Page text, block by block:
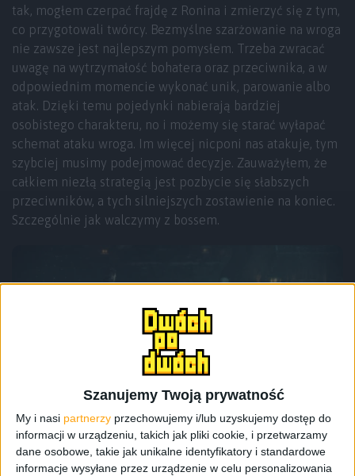
Szanujemy Twoją prywatność
My i nasi partnerzy przechowujemy i/lub uzyskujemy dostęp do
informacji w urządzeniu, takich jak pliki cookie, i przetwarzamy
dane osobowe, takie jak unikalne identyfikatory i standardowe
informacje wysyłane przez urządzenie w celu personalizowania
tak, mogłem czerpać frajdę z Ronina i zmierzyć się z tym,
co przygotowali twórcy. Bezmyślne szarżowanie na wroga
nie zawsze jest najlepszym pomysłem. Trzeba zwracać
uwagę na wytrzymałość bohatera oraz przeciwnika, a w
odpowiednim momencie wykonać unik, parowanie albo
atak. Dzięki temu pojedynki nabierają bardziej
osobistego charakteru, no i możemy się starać wyłapać
schemat ataku wroga. Im więcej nicponi nas atakuje, tym
szybciej musimy podejmować decyzje. Zauważyłem, że
całkiem niezłą strategią jest pozbycie się słabszych
przeciwników, a tych silniejszych zostawienie na koniec.
Szczególnie jak walczymy z bossem.
Nie jest to jedyny z element soulslike’owy jaki
wyłapałem. W momencie, gdy zginiemy z ręki wroga to
tracimy zdobytą karmę. Żeby ją odzyskać to musimy go